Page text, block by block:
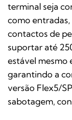
terminal seja
como
contactos de
suportar até
estável mesmo
garantindo a
versão Flex5/
sabotagem,